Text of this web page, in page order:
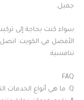
جميل.
سواء كنت بحاجة إلى
الأفضل في الكويت. اتصل
تنافسية.
FAQ
Q: ما هي أنواع الخدمات التي تقدمونها في مجال النجارة؟